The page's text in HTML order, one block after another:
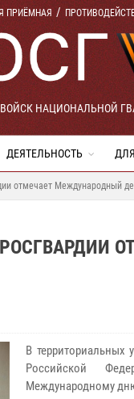
ПРИЁМНАЯ
НАЦИОНАЛЬНОЙ
ДЕЯТЕЛЬНОСТЬ
отмечает Международный
В территориальных
Российской
Международному